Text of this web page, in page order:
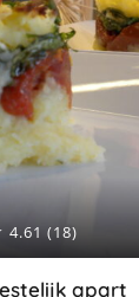
4.61 (18)
apart